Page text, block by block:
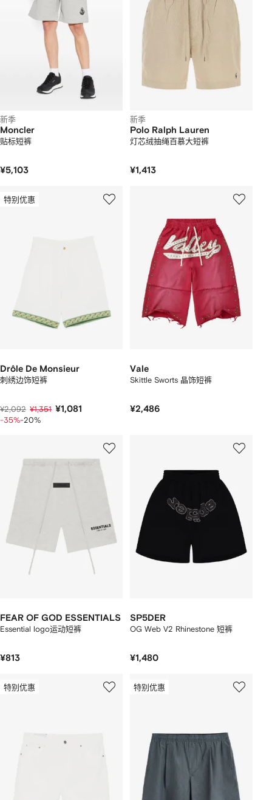
新季
Moncler
贴标短裤
¥5,103
新季
Polo Ralph Lauren
灯芯绒抽绳百慕大短裤
¥1,413
特别优惠
Drôle De Monsieur
刺绣边饰短裤
¥2,092 ¥1,351 ¥1,081
-35%-20%
Vale
Skittle Sworts 晶饰短裤
¥2,486
FEAR OF GOD ESSENTIALS
Essential logo运动短裤
¥813
SP5DER
OG Web V2 Rhinestone 短裤
¥1,480
特别优惠 特别优惠